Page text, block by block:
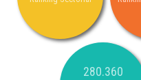
280.360